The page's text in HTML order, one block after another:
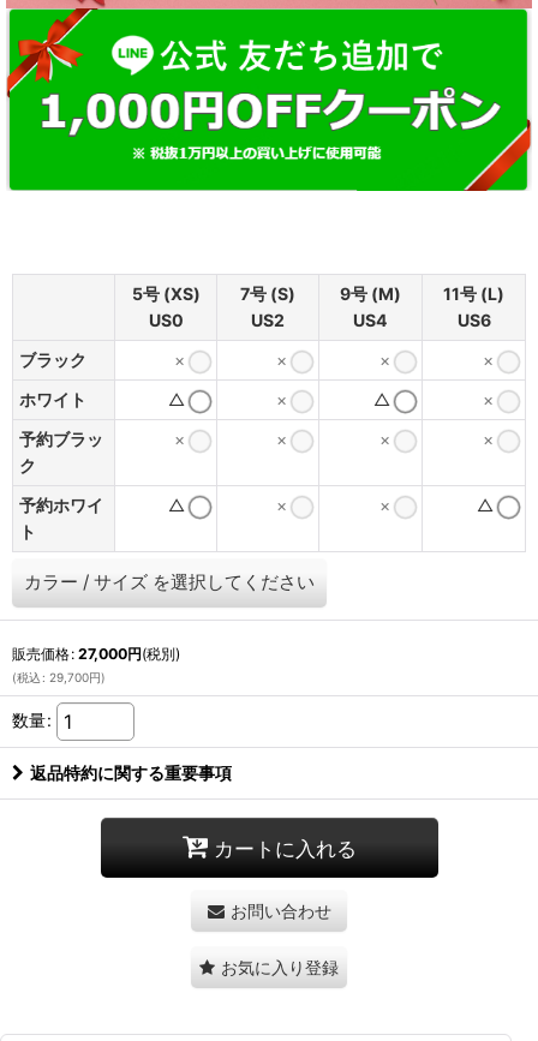
5号 (XS)
US0
7号 (S)
US2
9号 (M)
US4
11号 (L)
US6
ブラック
× × ×
×
ホワイト
△ × △
×
予約ブラッ
ク
× × × ×
予約ホワイ
ト
△ × × △
カラー / サイズ を選択してください
販売価格: 27,000円(税別)
(税込 : 29,700円)
数量:
返品特約に関する重要事項
カートに入れる
お問い合わせ
お気に入り登録